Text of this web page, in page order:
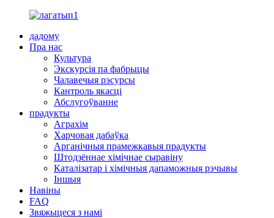
дадому
Пра нас
Культура
Экскурсія па фабрыцы
Чалавечыя рэсурсы
Кантроль якасці
Абслугоўванне
прадукты
Аграхім
Харчовая дабаўка
Арганічныя прамежкавыя прадукты
Штодзённае хімічнае сыравіну
Каталізатар і хімічныя дапаможныя рэчывы
Іншыя
Навіны
FAQ
Звяжыцеся з намі